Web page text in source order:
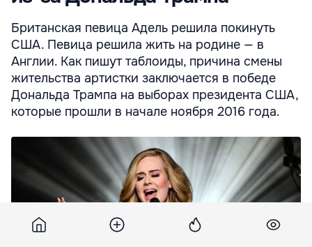
Британская певица Адель решила покинуть
США. Певица решила жить на родине — в
Англии. Как пишут таблоиды, причина смены
жительства артистки заключается в победе
Дональда Трампа на выборах президента США,
которые прошли в начале ноября 2016 года.